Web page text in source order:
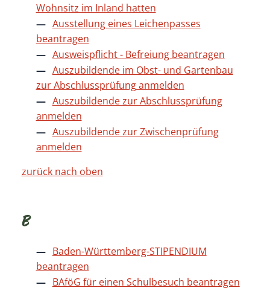
Wohnsitz im Inland hatten
Ausstellung eines Leichenpasses
beantragen
Ausweispflicht - Befreiung beantragen
Auszubildende im Obst- und Gartenbau
zur Abschlussprüfung anmelden
Auszubildende zur Abschlussprüfung
anmelden
Auszubildende zur Zwischenprüfung
anmelden
zurück nach oben
B
Baden-Württemberg-STIPENDIUM
beantragen
BAföG für einen Schulbesuch beantragen